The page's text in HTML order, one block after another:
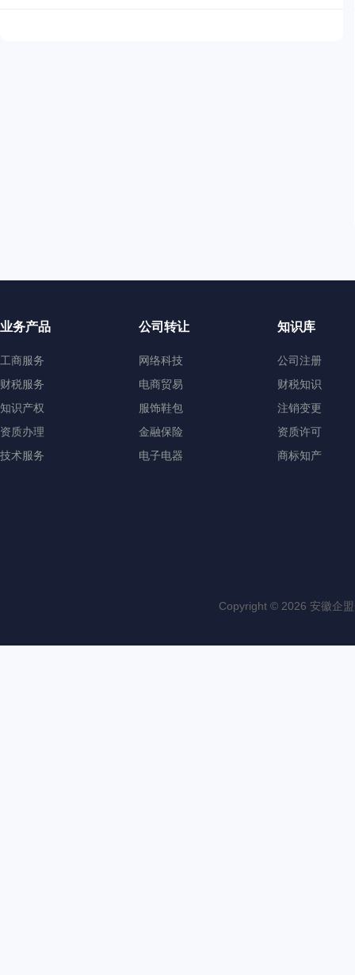
业务产品
工商服务
财税服务
知识产权
资质办理
技术服务
公司转让
网络科技
电商贸易
服饰鞋包
金融保险
电子电器
知识库
公司注册
财税知识
注销变更
资质许可
商标知产
Copyright © 2026 安徽企